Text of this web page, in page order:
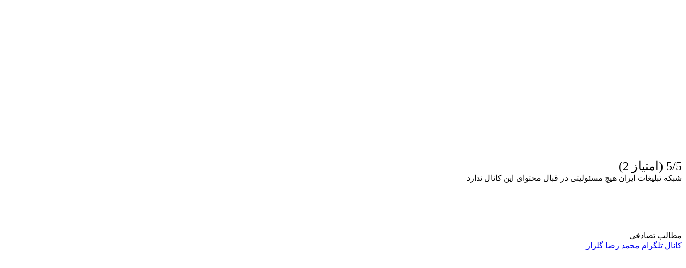
5/5 (امتیاز 2)
شبکه تبلیغات ایران هیچ مسئولیتی در قبال محتوای این کانال ندارد
مطالب تصادفی
کانال تلگرام محمد رضا گلزار